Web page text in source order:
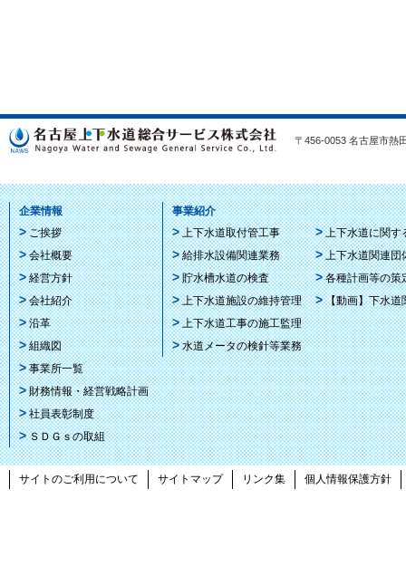
〒456-0053 名古屋市
企業情報
ご挨拶
会社概要
経営方針
会社紹介
沿革
組織図
事業所一覧
財務情報・経営戦略計画
社員表彰制度
ＳＤＧｓの取組
事業紹介
上下水道取付管工事
給排水設備関連業務
貯水槽水道の検査
上下水道施設の維持管理
上下水道工事の施工監理
水道メータの検針等業務
上下水道に関す
上下水道関連団
各種計画等の策
【動画】下水道
サイトのご利用について サイトマップ リンク集 個人情報保護方針